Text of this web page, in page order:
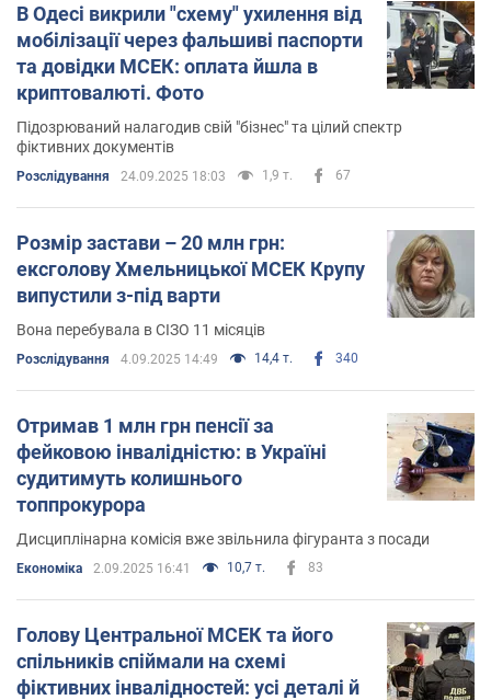
В Одесі викрили "схему" ухилення від
мобілізації через фальшиві паспорти
та довідки МСЕК: оплата йшла в
криптовалюті. Фото
Підозрюваний налагодив свій "бізнес" та цілий спектр
фіктивних документів
Розслідування 24.09.2025 18:03 1,9 т. 67
Розмір застави – 20 млн грн:
ексголову Хмельницької МСЕК Крупу
випустили з-під варти
Вона перебувала в СІЗО 11 місяців
Розслідування 4.09.2025 14:49 14,4 т. 340
Отримав 1 млн грн пенсії за
фейковою інвалідністю: в Україні
судитимуть колишнього
топпрокурора
Дисциплінарна комісія вже звільнила фігуранта з посади
Економіка 2.09.2025 16:41 10,7 т. 83
Голову Центральної МСЕК та його
спільників спіймали на схемі
фіктивних інвалідностей: усі деталі й